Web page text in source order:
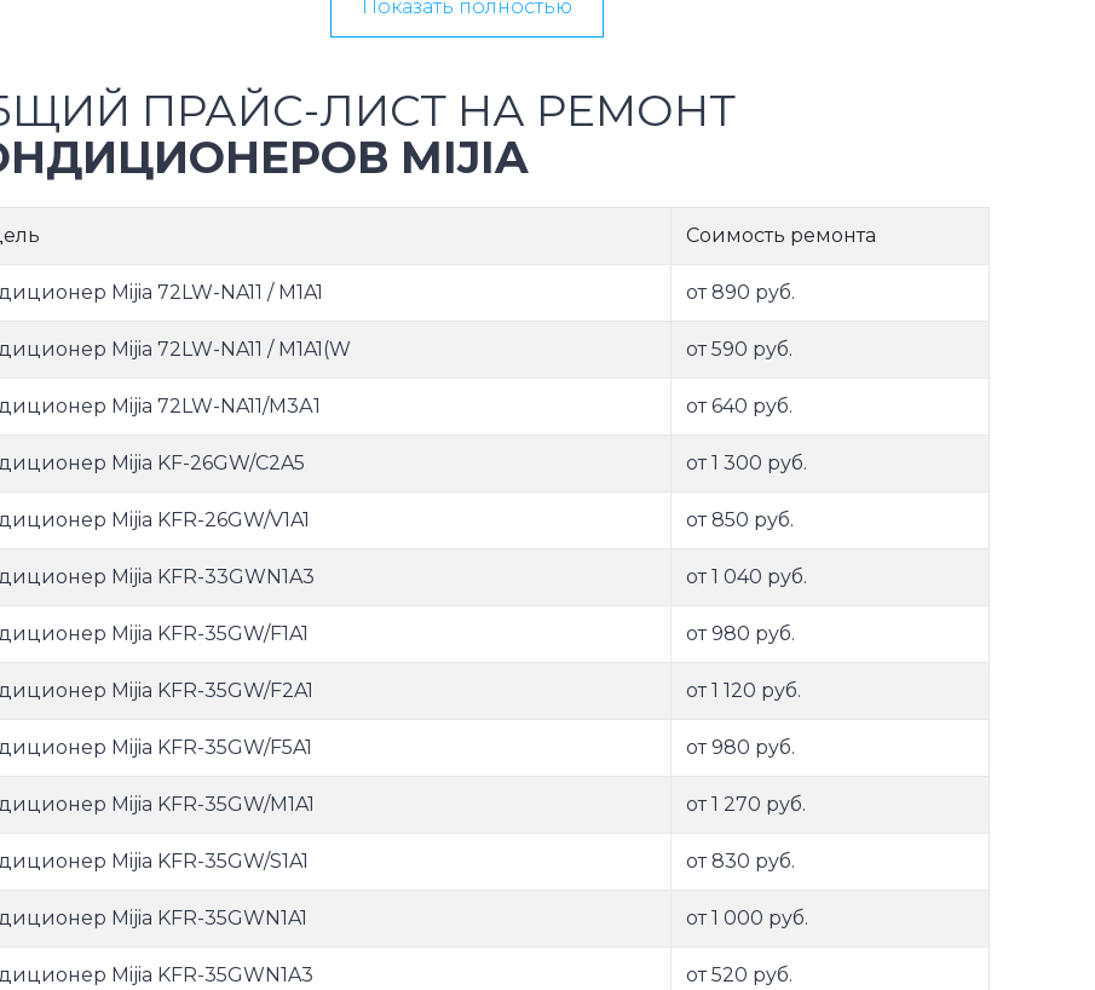
Показать полностью
ПРАЙС-ЛИСТ НА РЕМОНТ
MIJIA
Соимость ремонта
Mijia 72LW-NA11 / M1A1 от 890 руб.
Mijia 72LW-NA11 / M1A1(W от 590 руб.
Mijia 72LW-NA11/М3А1 от 640 руб.
Mijia KF-26GW/C2A5 от 1 300 руб.
Mijia KFR-26GW/V1A1 от 850 руб.
Mijia KFR-33GWN1A3 от 1 040 руб.
Mijia KFR-35GW/F1A1 от 980 руб.
Mijia KFR-35GW/F2A1 от 1 120 руб.
Mijia KFR-35GW/F5A1 от 980 руб.
Mijia KFR-35GW/M1A1 от 1 270 руб.
Mijia KFR-35GW/S1A1 от 830 руб.
Mijia KFR-35GWN1A1 от 1 000 руб.
Mijia KFR-35GWN1A3 от 520 руб.